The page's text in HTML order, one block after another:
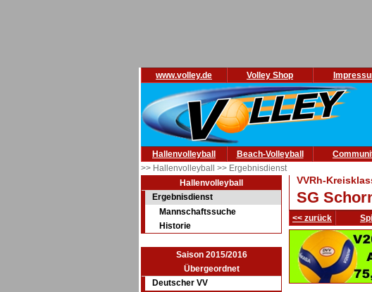
www.volley.de Volley Shop
Hallenvolleyball Beach-Volleyball
>> Hallenvolleyball >> Ergebnisdienst
Hallenvolleyball
Ergebnisdienst
Mannschaftssuche
Historie
Saison 2015/2016
Übergeordnet
Deutscher VV
VVRh-
SG
<< zurück